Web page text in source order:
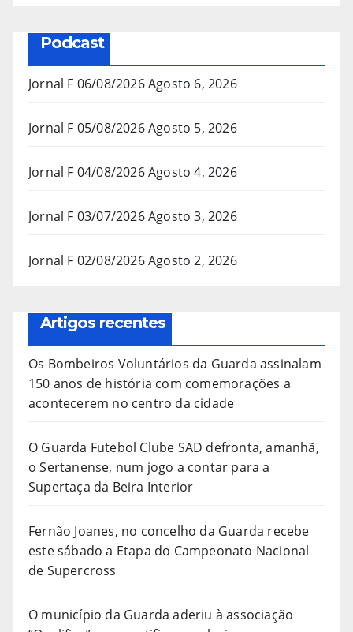
Podcast
Jornal F 06/08/2026Agosto 6, 2026
Jornal F 05/08/2026Agosto 5, 2026
Jornal F 04/08/2026Agosto 4, 2026
Jornal F 03/07/2026Agosto 3, 2026
Jornal F 02/08/2026Agosto 2, 2026
Artigos recentes
Os Bombeiros Voluntários da Guarda assinalam
150 anos de história com comemorações a
acontecerem no centro da cidade
O Guarda Futebol Clube SAD defronta, amanhã,
o Sertanense, num jogo a contar para a
Supertaça da Beira Interior
Fernão Joanes, no concelho da Guarda recebe
este sábado a Etapa do Campeonato Nacional
de Supercross
O município da Guarda aderiu à associação